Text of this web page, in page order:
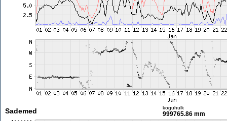
Sademed koguhulk
999765.86 mm